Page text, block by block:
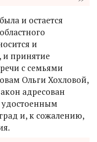
и остается
и
и принятие
с семьями
Ольги Хохловой,
адресован
удостоенным
и, к сожалению,